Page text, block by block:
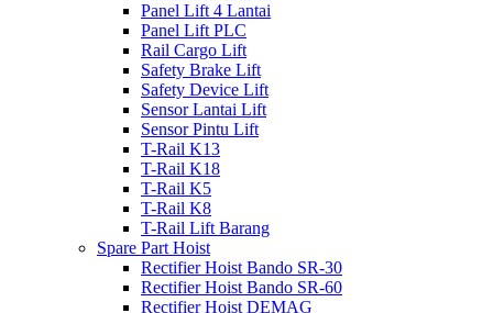
Panel Lift 4 Lantai
Panel Lift PLC
Rail Cargo Lift
Safety Brake Lift
Safety Device Lift
Sensor Lantai Lift
Sensor Pintu Lift
T-Rail K13
T-Rail K18
T-Rail K5
T-Rail K8
T-Rail Lift Barang
Spare Part Hoist
Rectifier Hoist Bando SR-30
Rectifier Hoist Bando SR-60
Rectifier Hoist DEMAG